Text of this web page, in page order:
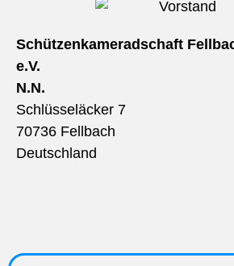
Schützenkameradschaft
e.V.
N.N.
Schlüsseläcker 7
70736 Fellbach
Deutschland